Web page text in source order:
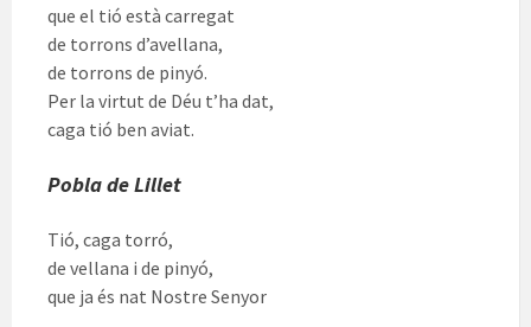
que el tió està carregat
de torrons d’avellana,
de torrons de pinyó.
Per la virtut de Déu t’ha dat,
caga tió ben aviat.
Pobla de Lillet
Tió, caga torró,
de vellana i de pinyó,
que ja és nat Nostre Senyor